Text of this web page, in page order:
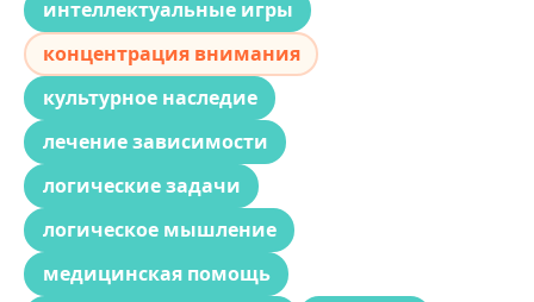
интеллектуальные игры
концентрация внимания
культурное наследие
лечение зависимости
логические задачи
логическое мышление
медицинская помощь